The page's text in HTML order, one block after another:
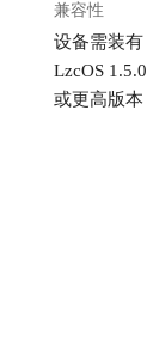
兼容性
设备需装有
LzcOS 1.5.0
或更高版本